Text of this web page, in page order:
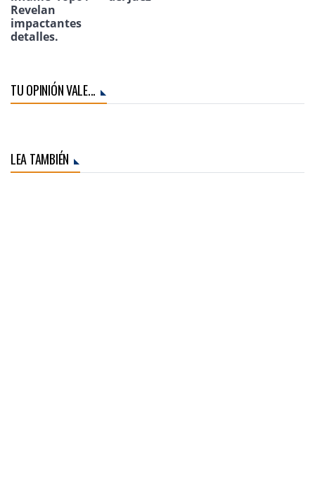
Revelan
impactantes
detalles.
TU OPINIÓN VALE...
LEA TAMBIÉN